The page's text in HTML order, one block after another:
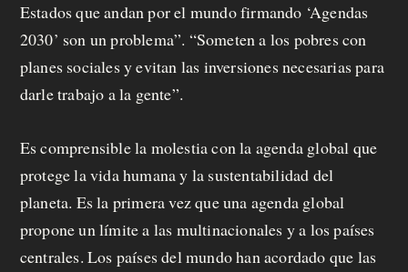
Estados que andan por el mundo firmando ‘Agendas
2030’ son un problema”. “Someten a los pobres con
planes sociales y evitan las inversiones necesarias para
darle trabajo a la gente”.
Es comprensible la molestia con la agenda global que
protege la vida humana y la sustentabilidad del
planeta. Es la primera vez que una agenda global
propone un límite a las multinacionales y a los países
centrales. Los países del mundo han acordado que las